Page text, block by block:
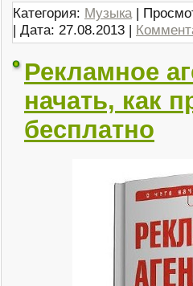
Категория: Музыка |
| Дата: 27.08.2013 |
Рекламное
начать, как
бесплатно